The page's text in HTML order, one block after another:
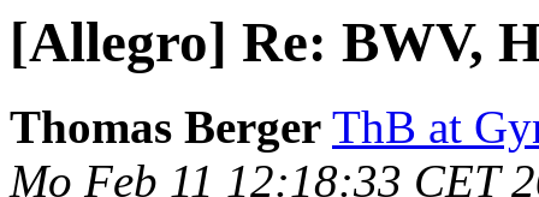
[Allegro] Re: BWV,
Thomas Berger ThB at
Mo Feb 11 12:18:33 CET